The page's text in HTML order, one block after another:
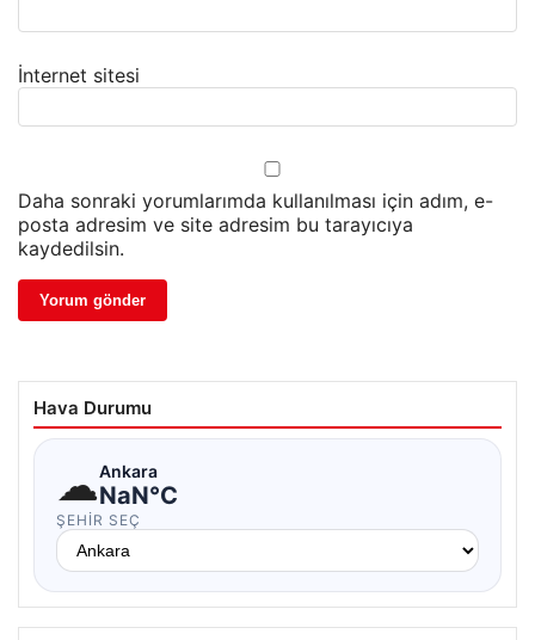
İnternet sitesi
Daha sonraki yorumlarımda kullanılması için adım, e-
posta adresim ve site adresim bu tarayıcıya
kaydedilsin.
Hava Durumu
☁Ankara
NaN°C
ŞEHIR SEÇ